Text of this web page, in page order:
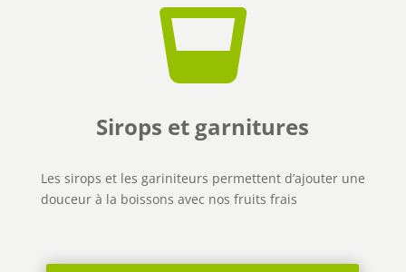

Sirops et garnitures
Les sirops et les gariniteurs permettent d’ajouter une
douceur à la boissons avec nos fruits frais